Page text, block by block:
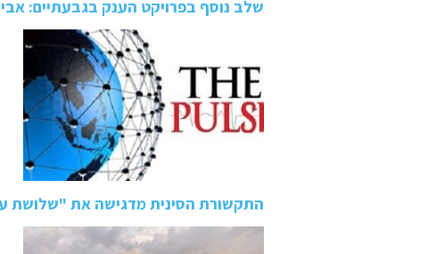
שלב נוסף בפרויקט הענק בגבעתיים:
התקשורת הסינית מדגישה את "שלושת